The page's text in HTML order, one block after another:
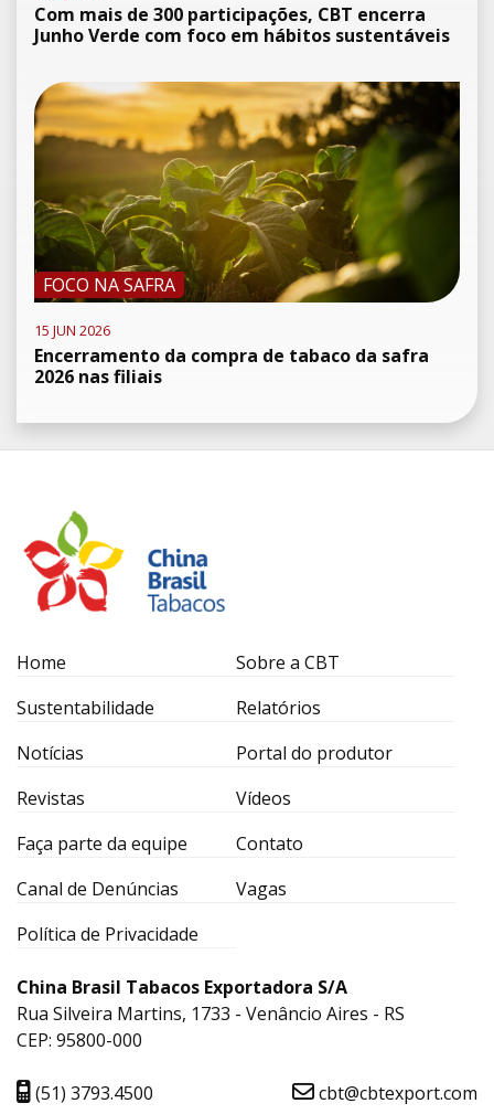
Com mais de 300 participações, CBT encerra
Junho Verde com foco em hábitos sustentáveis
FOCO NA SAFRA
15 JUN 2026
Encerramento da compra de tabaco da safra
2026 nas filiais
Home
Sobre a CBT
Sustentabilidade
Relatórios
Notícias
Portal do produtor
Revistas
Vídeos
Faça parte da equipe
Contato
Canal de Denúncias
Vagas
Política de Privacidade
China Brasil Tabacos Exportadora S/A
Rua Silveira Martins, 1733 - Venâncio Aires - RS
CEP: 95800-000
(51) 3793.4500 cbt@cbtexport.com